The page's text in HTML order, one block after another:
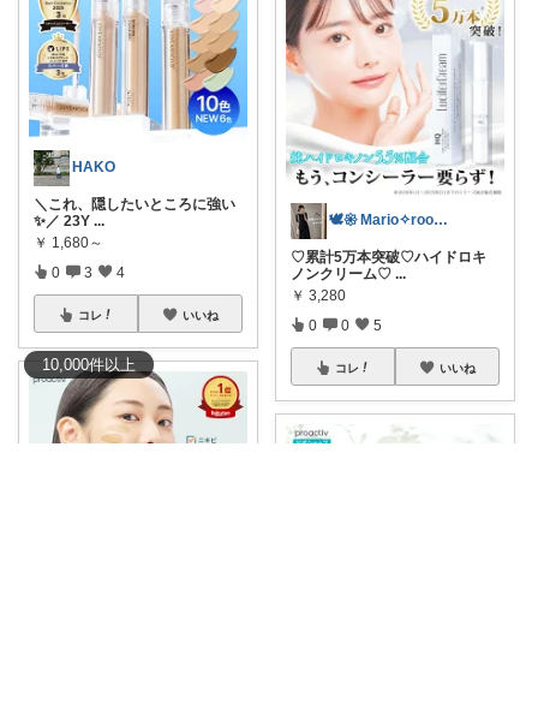
10,000件以上
HAKO
＼これ、隠したいところに強い
✨／ 23Y ...
￥ 1,680～
0 3 4
コレ いいね
🕊𑁍 Mario✧room 𑁍🕊
♡累計5万本突破♡ハイドロキ
ノンクリーム♡ ...
￥ 3,280
0 0 5
コレ いいね